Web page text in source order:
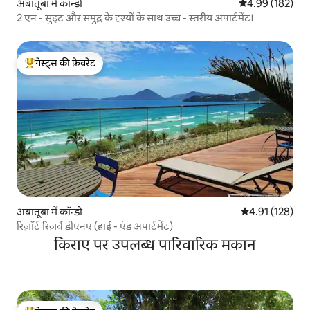
अबातूबा में कॉन्डो औसत रेटिंग 5 में से
4.99 (182)
2 एन - सुइट और समुद्र के दृश्यों के साथ उच्च - स्तरीय अपार्टमेंट।
गेस्ट्स का टॉप फ़ेवरेट
गेस्ट्स की फ़ेवरेट
अबातूबा में कॉन्डो औसत रेटिंग 5 में से
4.91 (128)
रिज़ॉर्ट रिज़र्व डीएनए (हाई - एंड अपार्टमेंट)
किराए पर उपलब्ध पारिवारिक मकान